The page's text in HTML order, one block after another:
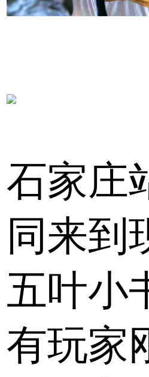
石家庄
同来到
五叶小
有玩家